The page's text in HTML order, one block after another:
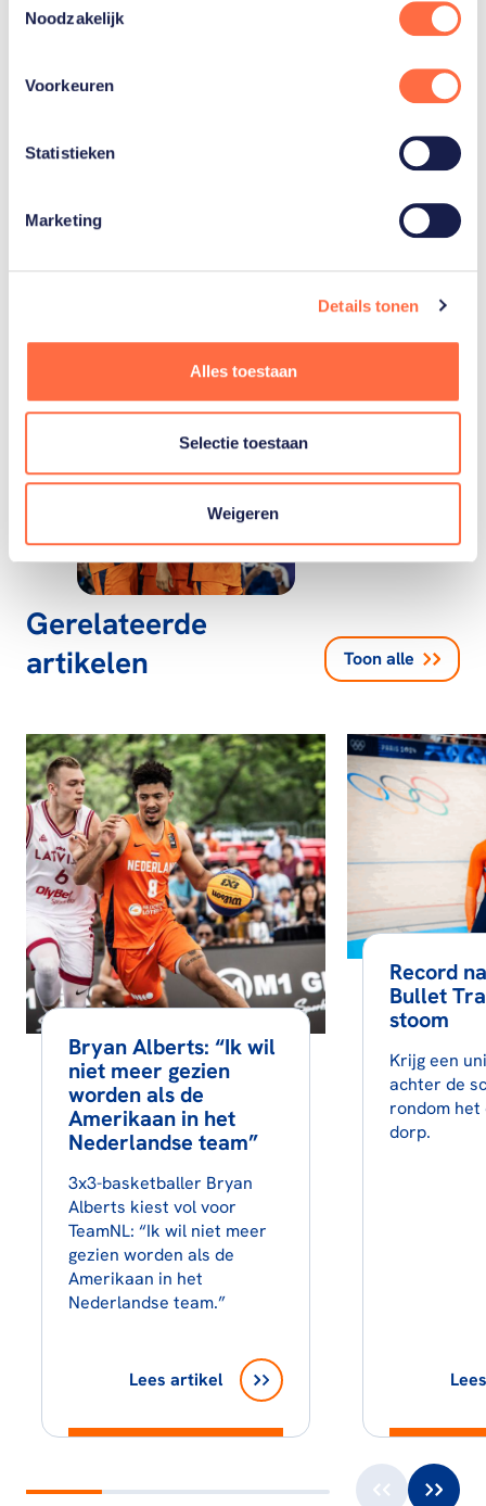
Noodzakelijk
Voorkeuren
Statistieken
Marketing
Details tonen
Alles toestaan
Selectie toestaan
Weigeren
Gerelateerde teams
Basketbal
Gerelateerde
artikelen
Toon alle
Bryan Alberts: “Ik wil
niet meer gezien
worden als de
Amerikaan in het
Nederlandse team”
3x3-basketballer Bryan
Alberts kiest vol voor
TeamNL: “Ik wil niet meer
gezien worden als de
Amerikaan in het
Nederlandse team.”
Lees artikel
Record
Bullet
stoom
Krijg een
achter de
rondom het
dorp.